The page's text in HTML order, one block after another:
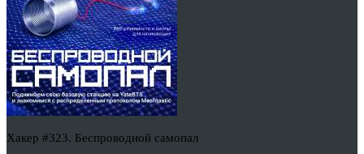
Хакер #323. Беспроводной самопал